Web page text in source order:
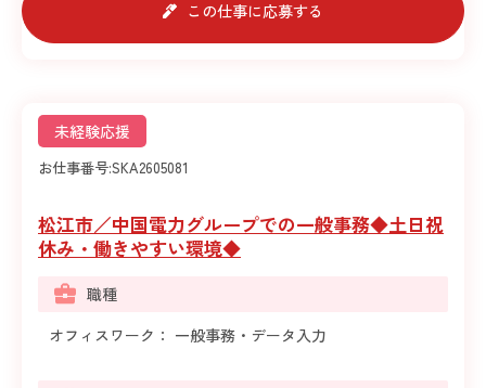
この仕事に応募する
未経験応援
お仕事番号:SKA2605081
松江市／中国電力グループでの一般事務◆土日祝
休み・働きやすい環境◆
職種
オフィスワーク： 一般事務・データ入力